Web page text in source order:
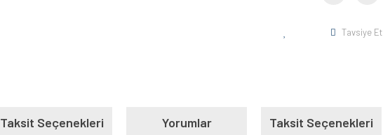
Tavsiye Et
Taksit Seçenekleri Yorumlar Taksit Seçenekleri